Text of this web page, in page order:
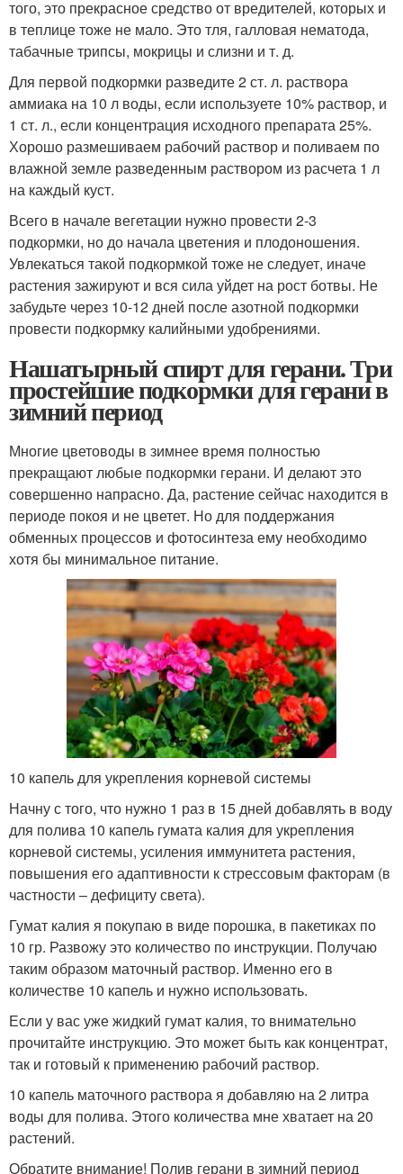
того, это прекрасное средство от вредителей, которых и
в теплице тоже не мало. Это тля, галловая нематода,
табачные трипсы, мокрицы и слизни и т. д.
Для первой подкормки разведите 2 ст. л. раствора
аммиака на 10 л воды, если используете 10% раствор, и
1 ст. л., если концентрация исходного препарата 25%.
Хорошо размешиваем рабочий раствор и поливаем по
влажной земле разведенным раствором из расчета 1 л
на каждый куст.
Всего в начале вегетации нужно провести 2-3
подкормки, но до начала цветения и плодоношения.
Увлекаться такой подкормкой тоже не следует, иначе
растения зажируют и вся сила уйдет на рост ботвы. Не
забудьте через 10-12 дней после азотной подкормки
провести подкормку калийными удобрениями.
Нашатырный спирт для герани. Три
простейшие подкормки для герани в
зимний период
Многие цветоводы в зимнее время полностью
прекращают любые подкормки герани. И делают это
совершенно напрасно. Да, растение сейчас находится в
периоде покоя и не цветет. Но для поддержания
обменных процессов и фотосинтеза ему необходимо
хотя бы минимальное питание.
10 капель для укрепления корневой системы
Начну с того, что нужно 1 раз в 15 дней добавлять в воду
для полива 10 капель гумата калия для укрепления
корневой системы, усиления иммунитета растения,
повышения его адаптивности к стрессовым факторам (в
частности – дефициту света).
Гумат калия я покупаю в виде порошка, в пакетиках по
10 гр. Развожу это количество по инструкции. Получаю
таким образом маточный раствор. Именно его в
количестве 10 капель и нужно использовать.
Если у вас уже жидкий гумат калия, то внимательно
прочитайте инструкцию. Это может быть как концентрат,
так и готовый к применению рабочий раствор.
10 капель маточного раствора я добавляю на 2 литра
воды для полива. Этого количества мне хватает на 20
растений.
Обратите внимание! Полив герани в зимний период